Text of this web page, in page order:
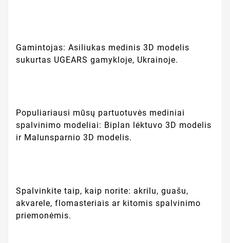
Gamintojas: Asiliukas medinis 3D modelis
sukurtas UGEARS gamykloje, Ukrainoje.
Populiariausi mūsų partuotuvės mediniai
spalvinimo modeliai: Biplan lėktuvo 3D modelis
ir Malunsparnio 3D modelis.
Spalvinkite taip, kaip norite: akrilu, guašu,
akvarele, flomasteriais ar kitomis spalvinimo
priemonėmis.